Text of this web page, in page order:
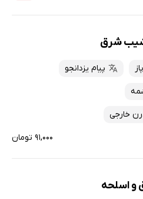
شرق
پیام یزدانجو
خارجی
۹۱,۰۰۰ تومان
اسلحه